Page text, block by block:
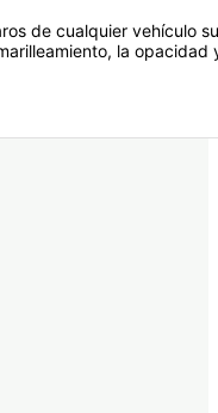
de cualquier vehículo
la opacidad